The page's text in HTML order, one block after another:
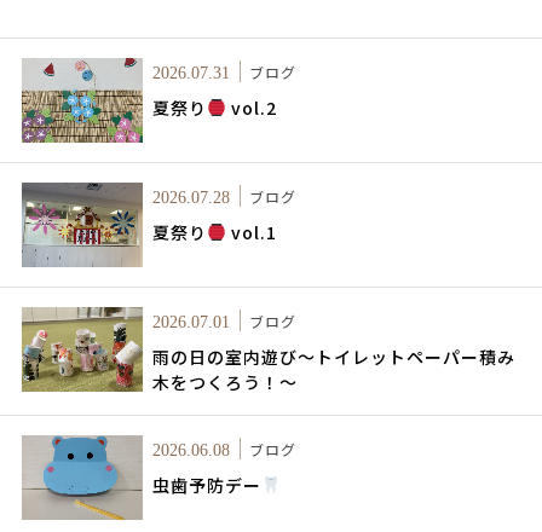
2026.07.31 ブログ
夏祭り vol.2
2026.07.28 ブログ
夏祭り vol.1
2026.07.01 ブログ
雨の日の室内遊び～トイレットペーパー積み
木をつくろう！～
2026.06.08 ブログ
虫歯予防デー